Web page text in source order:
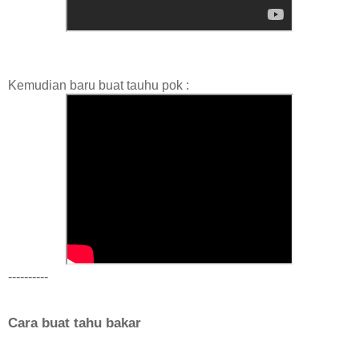
Kemudian baru buat tauhu pok :
----------
Cara buat tahu bakar